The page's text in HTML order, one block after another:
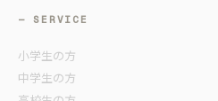
— SERVICE
小学生の方
中学生の方